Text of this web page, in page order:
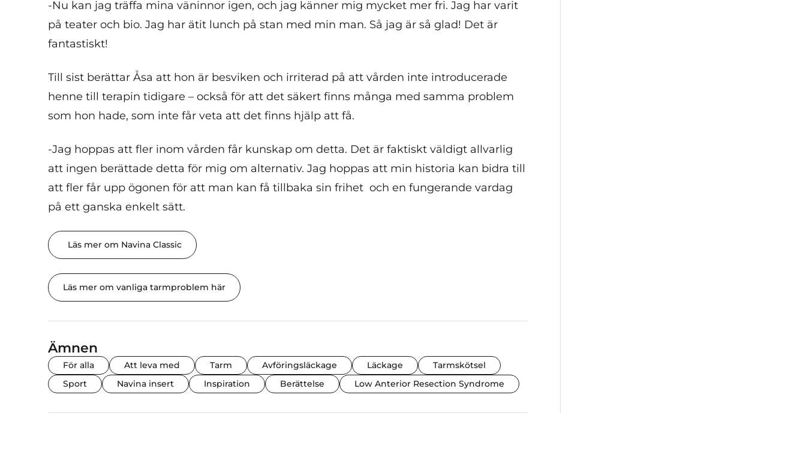
-Nu kan jag träffa mina väninnor igen, och jag känner mig mycket mer fri. Jag har varit
på teater och bio. Jag har ätit lunch på stan med min man. Så jag är så glad! Det är
fantastiskt!
Till sist berättar Åsa att hon är besviken och irriterad på att vården inte introducerade
henne till terapin tidigare – också för att det säkert finns många med samma problem
som hon hade, som inte får veta att det finns hjälp att få.
-Jag hoppas att fler inom vården får kunskap om detta. Det är faktiskt väldigt allvarlig
att ingen berättade detta för mig om alternativ. Jag hoppas att min historia kan bidra till
att fler får upp ögonen för att man kan få tillbaka sin frihet och en fungerande vardag
på ett ganska enkelt sätt.
Läs mer om Navina Classic
Läs mer om vanliga tarmproblem här
Ämnen
För alla Att leva med Tarm Avföringsläckage Läckage
Tarmskötsel
Sport
Navina insert Inspiration Berättelse Low Anterior Resection Syndrome